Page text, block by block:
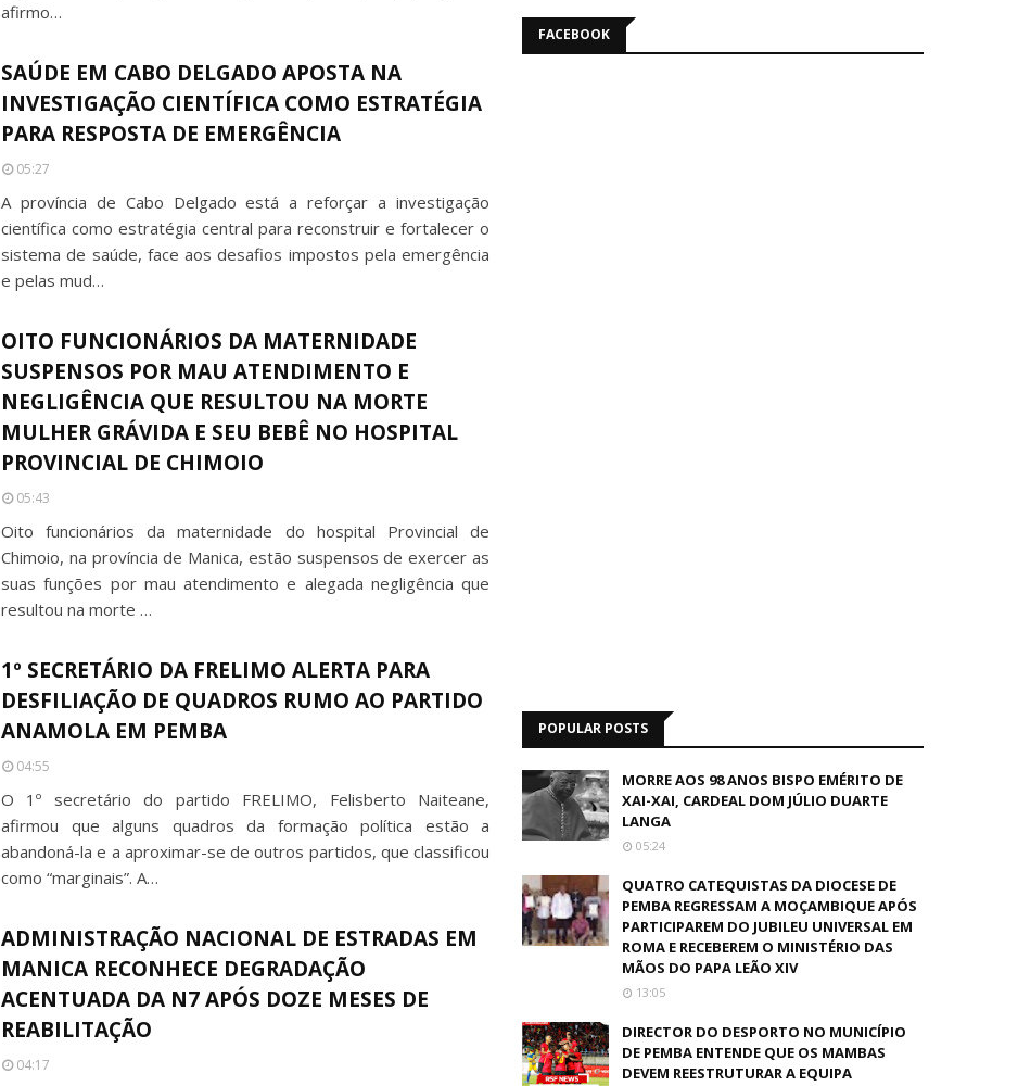
afirmo…
SAÚDE EM CABO DELGADO APOSTA NA
INVESTIGAÇÃO CIENTÍFICA COMO ESTRATÉGIA
PARA RESPOSTA DE EMERGÊNCIA
05:27
A província de Cabo Delgado está a reforçar a investigação
científica como estratégia central para reconstruir e fortalecer o
sistema de saúde, face aos desafios impostos pela emergência
e pelas mud…
OITO FUNCIONÁRIOS DA MATERNIDADE
SUSPENSOS POR MAU ATENDIMENTO E
NEGLIGÊNCIA QUE RESULTOU NA MORTE
MULHER GRÁVIDA E SEU BEBÊ NO HOSPITAL
PROVINCIAL DE CHIMOIO
05:43
Oito funcionários da maternidade do hospital Provincial de
Chimoio, na província de Manica, estão suspensos de exercer as
suas funções por mau atendimento e alegada negligência que
resultou na morte …
1º SECRETÁRIO DA FRELIMO ALERTA PARA
DESFILIAÇÃO DE QUADROS RUMO AO PARTIDO
ANAMOLA EM PEMBA
04:55
O 1º secretário do partido FRELIMO, Felisberto Naiteane,
afirmou que alguns quadros da formação política estão a
abandoná-la e a aproximar-se de outros partidos, que classificou
como “marginais”. A…
ADMINISTRAÇÃO NACIONAL DE ESTRADAS EM
MANICA RECONHECE DEGRADAÇÃO
ACENTUADA DA N7 APÓS DOZE MESES DE
REABILITAÇÃO
04:17
FACEBOOK
POPULAR POSTS
MORRE AOS 98 ANOS BISPO EMÉRITO DE
XAI-XAI, CARDEAL DOM JÚLIO DUARTE
LANGA
05:24
QUATRO CATEQUISTAS DA DIOCESE DE
PEMBA REGRESSAM A MOÇAMBIQUE APÓS
PARTICIPAREM DO JUBILEU UNIVERSAL EM
ROMA E RECEBEREM O MINISTÉRIO DAS
MÃOS DO PAPA LEÃO XIV
13:05
DIRECTOR DO DESPORTO NO MUNICÍPIO
DE PEMBA ENTENDE QUE OS MAMBAS
DEVEM REESTRUTURAR A EQUIPA